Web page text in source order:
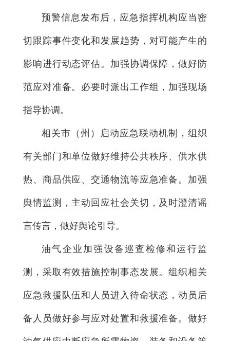
预警信息发布后，应急指挥机构应当密
切跟踪事件变化和发展趋势，对可能产生的
影响进行动态评估。加强协调保障，做好防
范应对准备。必要时派出工作组，加强现场
指导协调。
相关市（州）启动应急联动机制，组织
有关部门和单位做好维持公共秩序、供水供
热、商品供应、交通物流等应急准备。加强
舆情监测，主动回应社会关切，及时澄清谣
言传言，做好舆论引导。
油气企业加强设备巡查检修和运行监
测，采取有效措施控制事态发展。组织相关
应急救援队伍和人员进入待命状态，动员后
备人员做好参与应对处置和救援准备。做好